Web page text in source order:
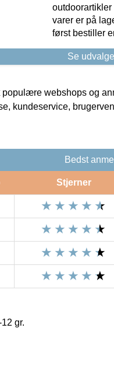
outdoorartikler
varer er på
først bestiller
Se
webshops og
kundeservice,
Bedst
Stjerner
gr.